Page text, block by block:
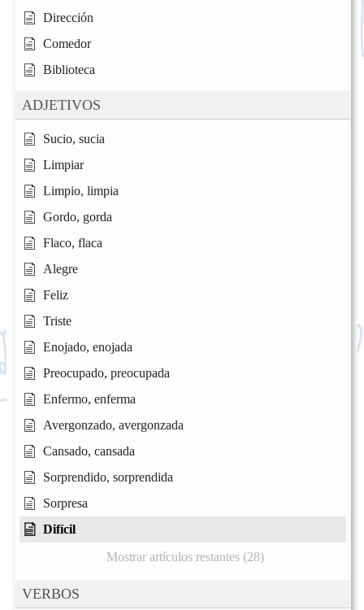
Dirección
Comedor
Biblioteca
ADJETIVOS
Sucio, sucia
Limpiar
Limpio, limpia
Gordo, gorda
Flaco, flaca
Alegre
Feliz
Triste
Enojado, enojada
Preocupado, preocupada
Enfermo, enferma
Avergonzado, avergonzada
Cansado, cansada
Sorprendido, sorprendida
Sorpresa
Difícil
Mostrar artículos restantes (28)
VERBOS